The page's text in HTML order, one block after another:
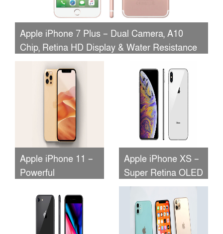
Apple iPhone 7 Plus – Dual Camera, A10
Chip, Retina HD Display & Water Resistance
Apple iPhone 11 –
Powerful
Cameras, 6.1-inch
Display, A13 Bionic
Apple iPhone XS –
Super Retina OLED
Display, A12 Bionic
Chip, Dual
Cameras